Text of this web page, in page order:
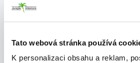
Tato webová stránka používá
K personalizaci obsahu a reklam,